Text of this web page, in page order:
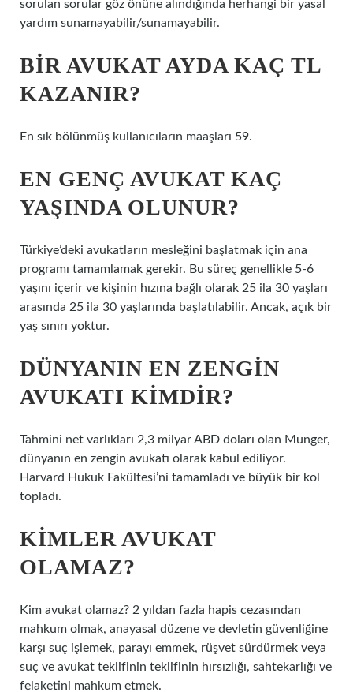
sorulan sorular göz önüne alındığında herhangi bir yasal
yardım sunamayabilir/sunamayabilir.
BIR AVUKAT AYDA KAÇ TL
KAZANIR?
En sık bölünmüş kullanıcıların maaşları 59.
EN GENÇ AVUKAT KAÇ
YAŞINDA OLUNUR?
Türkiye’deki avukatların mesleğini başlatmak için ana
programı tamamlamak gerekir. Bu süreç genellikle 5-6
yaşını içerir ve kişinin hızına bağlı olarak 25 ila 30 yaşları
arasında 25 ila 30 yaşlarında başlatılabilir. Ancak, açık bir
yaş sınırı yoktur.
DÜNYANIN EN ZENGIN
AVUKATI KIMDIR?
Tahmini net varlıkları 2,3 milyar ABD doları olan Munger,
dünyanın en zengin avukatı olarak kabul ediliyor.
Harvard Hukuk Fakültesi’ni tamamladı ve büyük bir kol
topladı.
KIMLER AVUKAT
OLAMAZ?
Kim avukat olamaz? 2 yıldan fazla hapis cezasından
mahkum olmak, anayasal düzene ve devletin güvenliğine
karşı suç işlemek, parayı emmek, rüşvet sürdürmek veya
suç ve avukat teklifinin teklifinin hırsızlığı, sahtekarlığı ve
felaketini mahkum etmek.